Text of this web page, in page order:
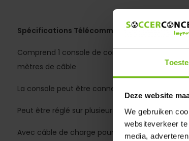
Deze website
We gebruiken
websiteverkeer
media,
Spécifications Télécommande:
Comprend 1 console de commande (34 cm
mètres de câble
La console peut être connectée à un PC avec
Peut être réglé sur plusieurs langues
Avec câble de charge pour la console